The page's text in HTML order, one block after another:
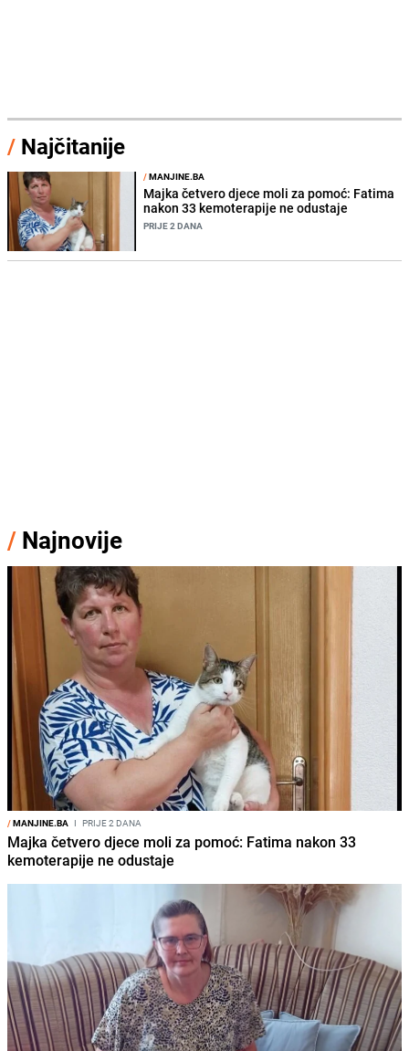
/ Najčitanije
/MANJINE.BA
Majka četvero djece moli za pomoć: Fatima
nakon 33 kemoterapije ne odustaje
PRIJE 2 DANA
/ Najnovije
/MANJINE.BA I PRIJE 2 DANA
Majka četvero djece moli za pomoć: Fatima nakon 33
kemoterapije ne odustaje